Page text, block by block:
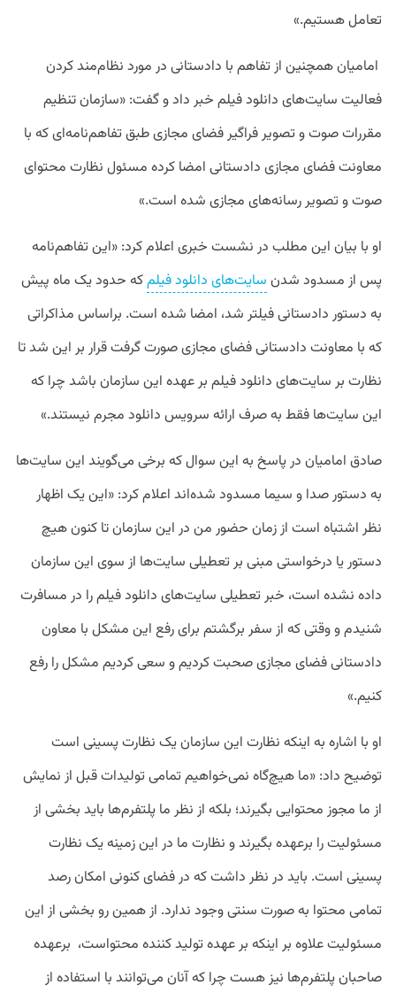
تعامل هستیم.»
امامیان همچنین از تفاهم با دادستانی در مورد نظام‌مند کردن
فعالیت سایت‌های دانلود فیلم خبر داد و گفت: «سازمان تنظیم
مقررات صوت و تصویر فراگیر فضای مجازی طبق تفاهم‌نامه‌ای که با
معاونت فضای مجازی دادستانی امضا کرده مسئول نظارت محتوای
صوت و تصویر رسانه‌های مجازی شده است.»
او با بیان این مطلب در نشست خبری اعلام کرد: «این تفاهم‌نامه
پس از مسدود شدن سایت‌های دانلود فیلمکه حدود یک ماه پیش
به دستور دادستانی فیلتر شد، امضا شده است. براساس مذاکراتی
که با معاونت دادستانی فضای مجازی صورت گرفت قرار بر این شد تا
نظارت بر سایت‌های دانلود فیلم بر عهده این سازمان باشد چرا که
این سایت‌ها فقط به صرف ارائه سرویس دانلود مجرم نیستند.»
صادق امامیان در پاسخ به این سوال که برخی می‌گویند این سایت‌ها
به دستور صدا و سیما مسدود شده‌اند اعلام کرد: «این یک اظهار
نظر اشتباه است از زمان حضور من در این سازمان تا کنون هیچ
دستور یا درخواستی مبنی بر تعطیلی سایت‌ها از سوی این سازمان
داده نشده است، خبر تعطیلی سایت‌های دانلود فیلم را در مسافرت
شنیدم و وقتی که از سفر برگشتم برای رفع این مشکل با معاون
دادستانی فضای مجازی صحبت کردیم و سعی کردیم مشکل را رفع
کنیم.»
او با اشاره به اینکه نظارت این سازمان یک نظارت پسینی است
توضیح داد: «ما هیچ‌گاه نمی‌خواهیم تمامی تولیدات قبل از نمایش
از ما مجوز محتوایی بگیرند؛ بلکه از نظر ما پلتفرم‌ها باید بخشی از
مسئولیت را برعهده بگیرند و نظارت ما در این زمینه یک نظارت
پسینی است. باید در نظر داشت که در فضای کنونی امکان رصد
تمامی محتوا به صورت سنتی وجود ندارد. از همین رو بخشی از این
مسئولیت علاوه بر اینکه بر عهده تولید کننده محتواست، برعهده
صاحبان پلتفرم‌ها نیز هست چرا که آنان می‌توانند با استفاده از